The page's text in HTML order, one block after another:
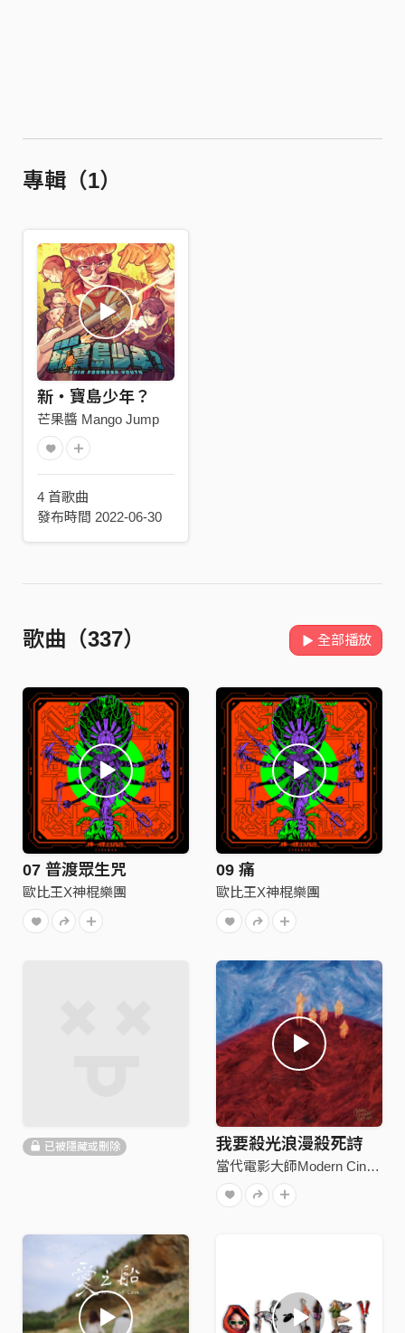
專輯（1）
新・寶島少年？
芒果醬 Mango Jump
4 首歌曲
發布時間 2022-06-30
歌曲（337） 全部播放
07 普渡眾生咒
歐比王X神棍樂團
09 痛
歐比王X神棍樂團
已被隱藏或刪除 我要殺光浪漫殺死詩
當代電影大師Modern Cinema Master